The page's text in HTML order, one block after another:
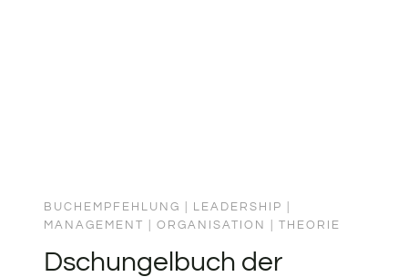
BUCHEMPFEHLUNG LEADERSHIP
MANAGEMENT
ORGANISATION THEORIE
Dschungelbuch der